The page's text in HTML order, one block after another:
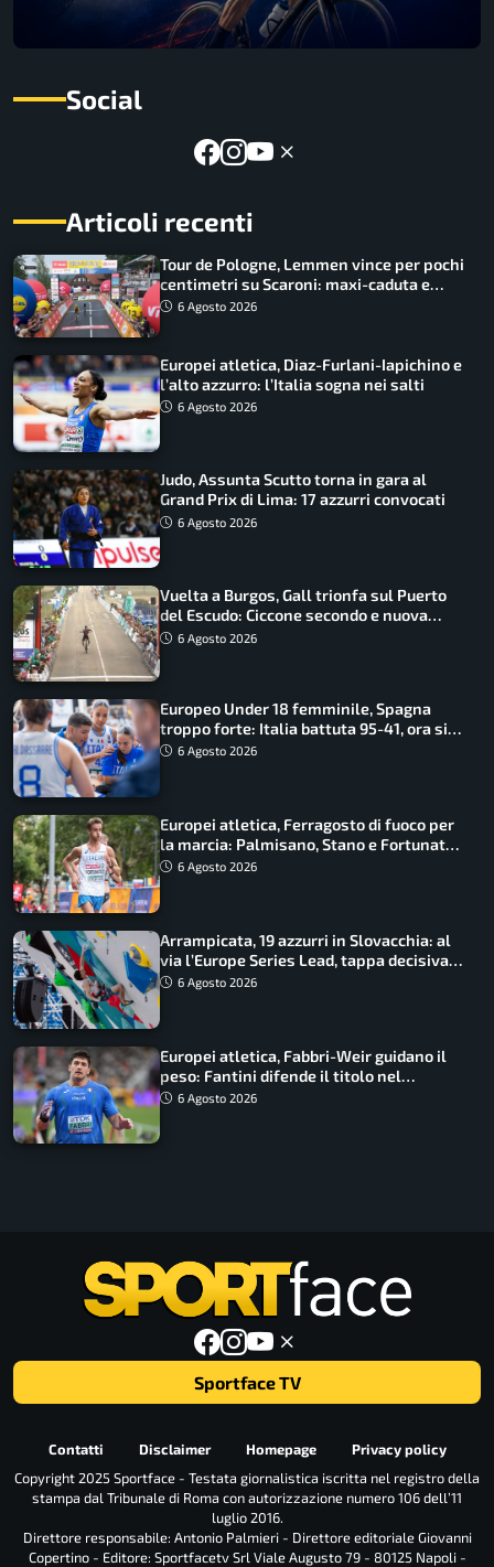
Social
Articoli recenti
Tour de Pologne, Lemmen vince per pochi
centimetri su Scaroni: maxi-caduta e
tappa accorciata
6 Agosto 2026
Europei atletica, Diaz-Furlani-Iapichino e
l’alto azzurro: l’Italia sogna nei salti
6 Agosto 2026
Judo, Assunta Scutto torna in gara al
Grand Prix di Lima: 17 azzurri convocati
6 Agosto 2026
Vuelta a Burgos, Gall trionfa sul Puerto
del Escudo: Ciccone secondo e nuova
maglia di leader
6 Agosto 2026
Europeo Under 18 femminile, Spagna
troppo forte: Italia battuta 95-41, ora si
gioca il Mondiale
6 Agosto 2026
Europei atletica, Ferragosto di fuoco per
la marcia: Palmisano, Stano e Fortunato
guidano l’Italia
6 Agosto 2026
Arrampicata, 19 azzurri in Slovacchia: al
via l’Europe Series Lead, tappa decisiva
per la Speed
6 Agosto 2026
Europei atletica, Fabbri-Weir guidano il
peso: Fantini difende il titolo nel
martello
6 Agosto 2026
Sportface TV
Contatti Disclaimer Homepage
Privacy policy
Copyright 2025 Sportface - Testata giornalistica iscritta nel registro della
stampa dal Tribunale di Roma con autorizzazione numero 106 dell’11
luglio 2016.
Direttore responsabile: Antonio Palmieri - Direttore editoriale Giovanni
Copertino - Editore: Sportfacetv Srl Viale Augusto 79 - 80125 Napoli -